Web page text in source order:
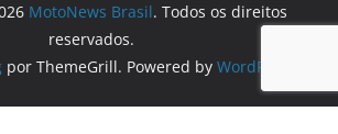
MotoNews Brasil. Todos os direitos
reservados.
por ThemeGrill. Powered by WordPress